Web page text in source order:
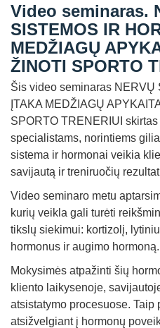
Video seminaras.
SISTEMOS IR
MEDŽIAGŲ
ŽINOTI SPORTO
Šis video seminaras NERVŲ
ĮTAKA MEDŽIAGŲ
SPORTO TRENERIUI
specialistams, norintiems
sistema ir hormonai veikia
savijautą ir treniruočių
Video seminaro metu
kurių veikla gali turėti
tikslų siekimui: kortizolį,
hormonus ir augimo hormoną.
Mokysimės atpažinti šių
kliento laikysenoje,
atsistatymo procesuose. Taip
atsižvelgiant į hormonų